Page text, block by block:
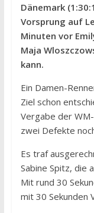
Dänemark
Vorsprung auf
Minuten vor
Maja
kann.
Ein Damen-
Ziel schon
Vergabe der
zwei Defekte
Es traf
Sabine Spitz, die
Mit rund 30
mit 30 Sekunden